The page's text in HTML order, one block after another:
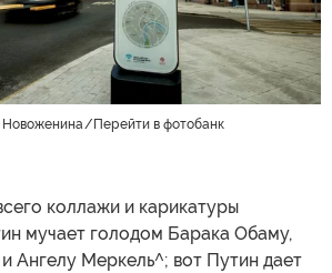
Новоженина Перейти в фотобанк
коллажи и карикатуры
мучает голодом Барака Обаму,
Ангелу Меркель^; вот Путин дает